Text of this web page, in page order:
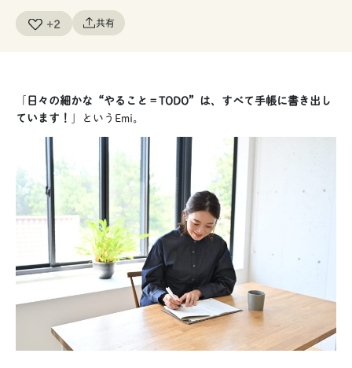
+2 共有
「日々の細かな“やること＝TODO”は、すべて手帳に書き出し
ています！ 」というEmi。